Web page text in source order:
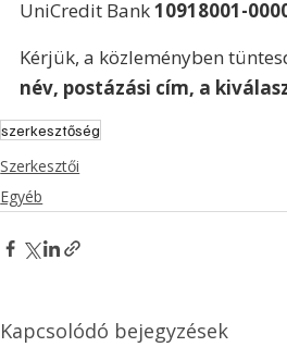
UniCredit Bank 10918001-
Kérjük, a közleményben
név, postázási cím, a
szerkesztőség
Szerkesztői
Egyéb
Kapcsolódó bejegyzések